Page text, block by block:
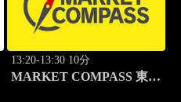
13:20-13:30 10分
MARKET COMPASS 東証